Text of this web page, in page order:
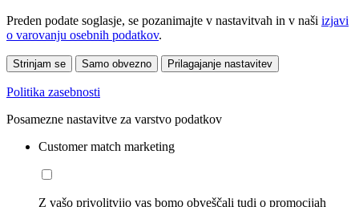
Preden podate soglasje, se pozanimajte v nastavitvah in v naši izjavi
o varovanju osebnih podatkov.
Strinjam se Samo obvezno Prilagajanje nastavitev
Politika zasebnosti
Posamezne nastavitve za varstvo podatkov
Customer match marketing
Z vašo privolitvijo vas bomo obveščali tudi o promocijah